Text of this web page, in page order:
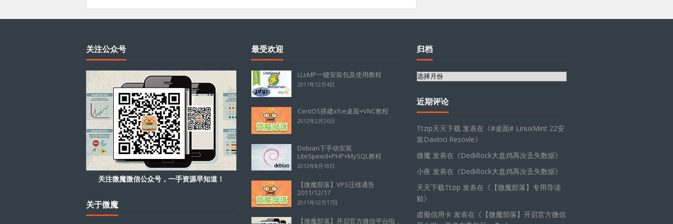
关注公众号
关注微魔微信公众号，一手资源早知道！
关于微魔
最受欢迎
LLsMP一键安装包及使用教程
2011年12月4日
CentOS搭建xfce桌面+VNC教程
2012年2月26日
Debian下手动安装
LiteSpeed+PHP+MySQL教程
2012年8月18日
【微魔部落】VPS迁移通告
2011/12/17
2011年12月17日
【微魔部落】开启官方微信平台啦，
归档
归
近期评论
Ttzip天天下载 发表在《#桌面# LinuxMint 22安
装Davinci Resovle》
微魔 发表在《DediRock大盘鸡再次丢失数据》
小夜 发表在《DediRock大盘鸡再次丢失数据》
天天下载Ttzip 发表在《 【微魔部落】专用导读
贴》
虛擬信用卡 发表在《 【微魔部落】开启官方微信